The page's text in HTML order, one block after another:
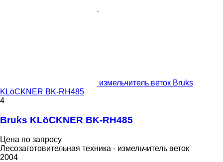
измельчитель веток Bruks
KLöCKNER BK-RH485
4
Bruks KLöCKNER BK-RH485
Цена по запросу
Лесозаготовительная техника - измельчитель веток
2004